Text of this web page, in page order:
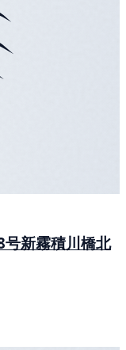
新霧積川橋北